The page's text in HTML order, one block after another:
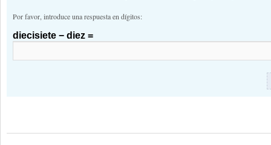
Por favor, introduce una respuesta en dígitos:
diecisiete − diez =